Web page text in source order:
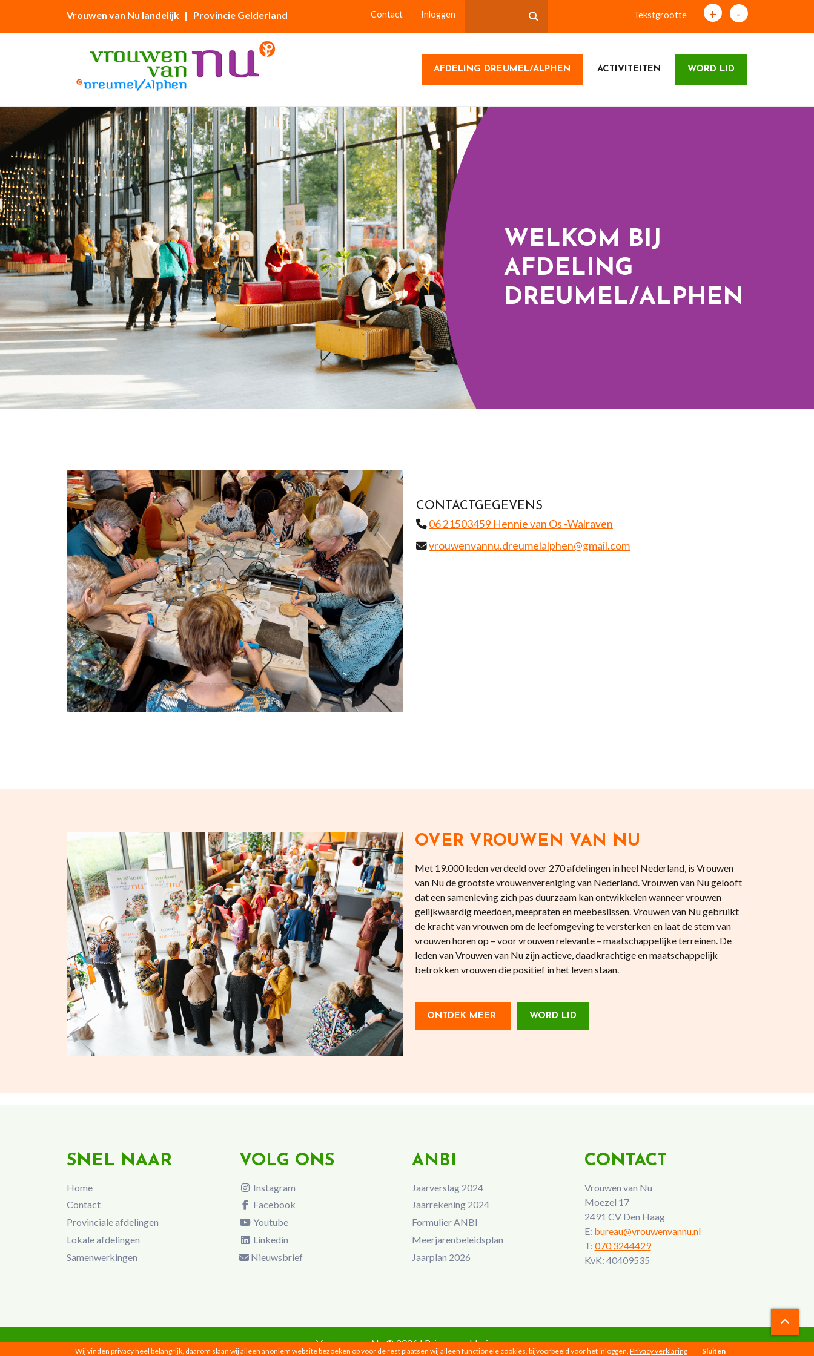
Vrouwen van Nu landelijk | Provincie Gelderland Contact Inloggen Tekstgrootte + -
AFDELING DREUMEL/ALPHEN ACTIVITEITEN WORD LID
WELKOM BIJ
AFDELING
DREUMEL/ALPHEN
CONTACTGEGEVENS
06 21503459 Hennie van Os -Walraven
vrouwenvannu.dreumelalphen@gmail.com
OVER VROUWEN VAN NU
Met 19.000 leden verdeeld over 270 afdelingen in heel Nederland, is Vrouwen
van Nu de grootste vrouwenvereniging van Nederland. Vrouwen van Nu gelooft
dat een samenleving zich pas duurzaam kan ontwikkelen wanneer vrouwen
gelijkwaardig meedoen, meepraten en meebeslissen. Vrouwen van Nu gebruikt
de kracht van vrouwen om de leefomgeving te versterken en laat de stem van
vrouwen horen op – voor vrouwen relevante – maatschappelijke terreinen. De
leden van Vrouwen van Nu zijn actieve, daadkrachtige en maatschappelijk
betrokken vrouwen die positief in het leven staan.
ONTDEK MEER WORD LID
SNEL NAAR
Home
Contact
Provinciale afdelingen
Lokale afdelingen
Samenwerkingen
VOLG ONS
Instagram
Facebook
Youtube
Linkedin
Nieuwsbrief
ANBI
Jaarverslag 2024
Jaarrekening 2024
Formulier ANBI
Meerjarenbeleidsplan
Jaarplan 2026
CONTACT
Vrouwen van Nu
Moezel 17
2491 CV Den Haag
E: bureau@vrouwenvannu.nl
T: 070 3244429
KvK: 40409535
Vrouwen van Nu © 2026 |Privacyverklaring
Wij vinden privacy heel belangrijk, daarom slaan wij alleen anoniem website bezoeken op voor de rest plaatsen wij alleen functionele cookies, bijvoorbeeld voor het inloggen. Privacy verklaring Sluiten